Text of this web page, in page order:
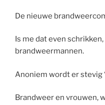
De nieuwe
Is me dat even
brandweermannen.
Anoniem wordt er stevig
Brandweer en vrouwen,